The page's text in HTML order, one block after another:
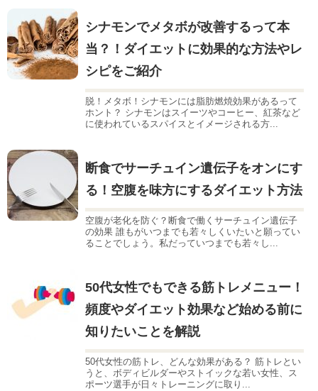
シナモンでメタボが改善するって本
当？！ダイエットに効果的な方法やレ
シピをご紹介
脱！メタボ！シナモンには脂肪燃焼効果があるって
ホント？ シナモンはスイーツやコーヒー、紅茶など
に使われているスパイスとイメージされる方...
断食でサーチュイン遺伝子をオンにす
る！空腹を味方にするダイエット方法
空腹が老化を防ぐ？断食で働くサーチュイン遺伝子
の効果 誰もがいつまでも若々しくいたいと願ってい
ることでしょう。私だっていつまでも若々し...
50代女性でもできる筋トレメニュー！
頻度やダイエット効果など始める前に
知りたいことを解説
50代女性の筋トレ、どんな効果がある？ 筋トレとい
うと、ボディビルダーやストイックな若い女性、ス
ポーツ選手が日々トレーニングに取り...